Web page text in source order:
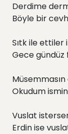
Derdime
Böyle bir
Sıtk ile ettiler
Gece gündüz
Müsemmasın
Okudum
Vuslat
Erdin ise